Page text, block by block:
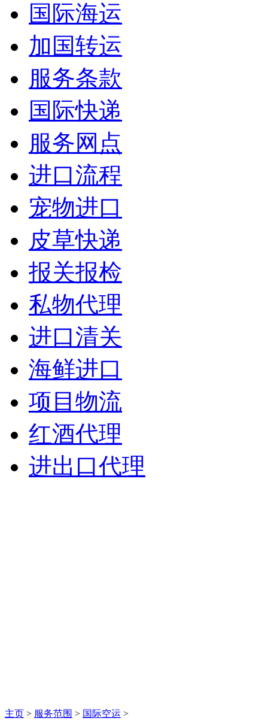
国际海运
加国转运
服务条款
国际快递
服务网点
进口流程
宠物进口
皮草快递
报关报检
私物代理
进口清关
海鲜进口
项目物流
红酒代理
进出口代理
主页 > 服务范围 > 国际空运 >